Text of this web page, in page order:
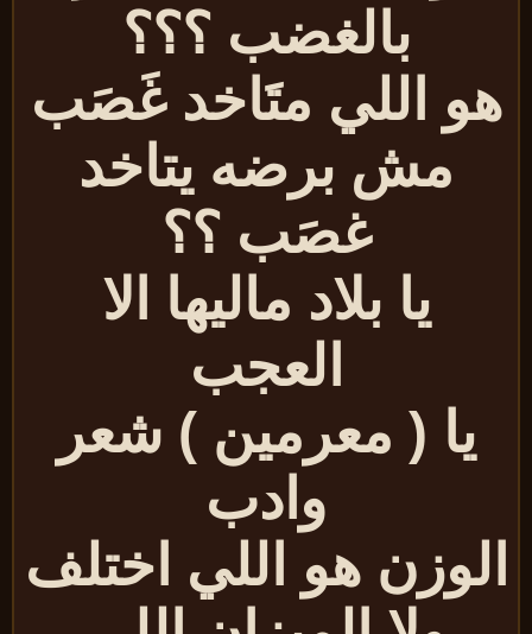
بالغضب ؟؟؟
اللي متَاخد غَصَب
مش برضه يتاخد
غصَب ؟؟
يا بلاد ماليها الا
العجب
يا ( معرمين ) شعر
وادب
هو اللي اختلف